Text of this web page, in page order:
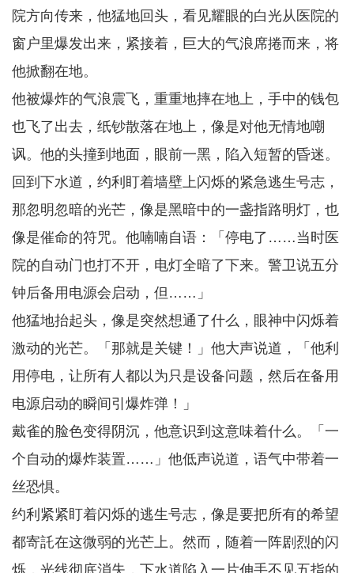
院方向传来，他猛地回头，看见耀眼的白光从医院的
窗户里爆发出来，紧接着，巨大的气浪席捲而来，将
他掀翻在地。
他被爆炸的气浪震飞，重重地摔在地上，手中的钱包
也飞了出去，纸钞散落在地上，像是对他无情地嘲
讽。他的头撞到地面，眼前一黑，陷入短暂的昏迷。
回到下水道，约利盯着墙壁上闪烁的紧急逃生号志，
那忽明忽暗的光芒，像是黑暗中的一盏指路明灯，也
像是催命的符咒。他喃喃自语：「停电了……当时医
院的自动门也打不开，电灯全暗了下来。警卫说五分
钟后备用电源会启动，但……」
他猛地抬起头，像是突然想通了什么，眼神中闪烁着
激动的光芒。「那就是关键！」他大声说道，「他利
用停电，让所有人都以为只是设备问题，然后在备用
电源启动的瞬间引爆炸弹！」
戴雀的脸色变得阴沉，他意识到这意味着什么。「一
个自动的爆炸装置……」他低声说道，语气中带着一
丝恐惧。
约利紧紧盯着闪烁的逃生号志，像是要把所有的希望
都寄託在这微弱的光芒上。然而，随着一阵剧烈的闪
烁，光线彻底消失，下水道陷入一片伸手不见五指的